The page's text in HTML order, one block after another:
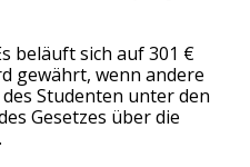
beläuft sich auf 301 €
gewährt, wenn andere
Studenten unter den
Gesetzes über die